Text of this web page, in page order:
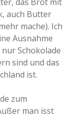
auch Butter
mache). Ich
Ausnahme
Schokolade
sind und das
ist.
zum
man isst